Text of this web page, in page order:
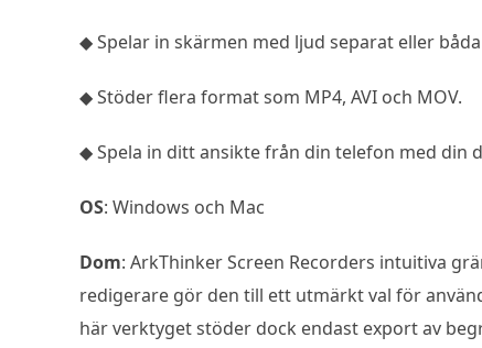
◆ Spelar in skärmen med ljud separat eller
◆ Stöder flera format som MP4, AVI och MOV.
◆ Spela in ditt ansikte från din telefon med din
OS: Windows och Mac
Dom: ArkThinker Screen Recorders intuitiva
redigerare gör den till ett utmärkt val för
här verktyget stöder dock endast export av